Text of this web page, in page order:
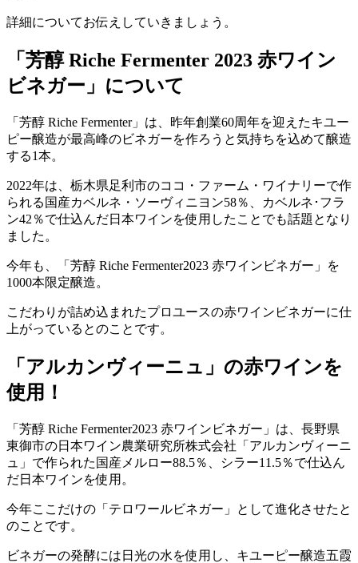
詳細についてお伝えしていきましょう。
「芳醇 Riche Fermenter 2023 ⾚ワイン
ビネガー」について
「芳醇 Riche Fermenter」は、昨年創業60周年を迎えたキユー
ピー醸造が最高峰のビネガーを作ろうと気持ちを込めて醸造
する1本。
2022年は、栃⽊県⾜利市のココ・ファーム・ワイナリーで作
られる国産カベルネ・ソーヴィニヨン58％、カベルネ･フラ
ン42％で仕込んだ⽇本ワインを使⽤したことでも話題となり
ました。
今年も、「芳醇 Riche Fermenter2023 ⾚ワインビネガー」を
1000本限定醸造。
こだわりが詰め込まれたプロユースの赤ワインビネガーに仕
上がっているとのことです。
「アルカンヴィーニュ」の赤ワインを
使用！
「芳醇 Riche Fermenter2023 ⾚ワインビネガー」は、長野県
東御市の日本ワイン農業研究所株式会社「アルカンヴィーニ
ュ」で作られた国産メルロー88.5％、シラー11.5％で仕込ん
だ⽇本ワインを使用。
今年ここだけの「テロワールビネガー」として進化させたと
のことです。
ビネガーの発酵には日光の水を使用し、キユーピー醸造五霞